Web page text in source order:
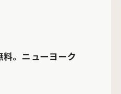
。ニューヨーク